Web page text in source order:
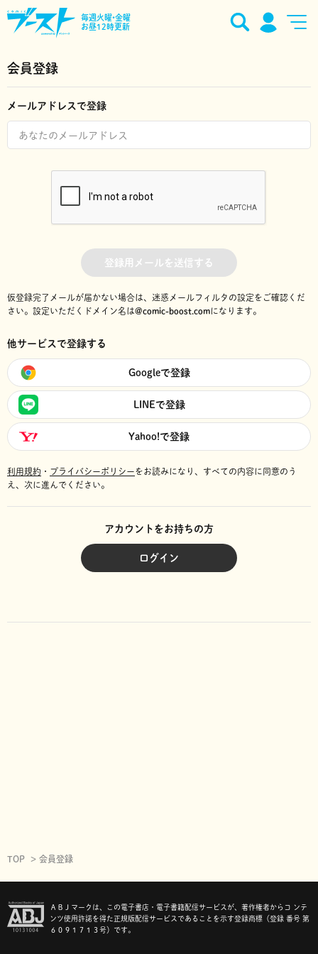
毎週火曜•金曜
お昼12時更新
会員登録
メールアドレスで登録
登録用メールを送信する
仮登録完了メールが届かない場合は、迷惑メールフィルタの設定をご確認くだ
さい。 設定いただくドメイン名は@comic-boost.comになります。
他サービスで登録する
Googleで登録
LINEで登録
Yahoo!で登録
利用規約 ・ プライバシーポリシーをお読みになり、 すべての内容に同意のう
え、次に進んでください。
アカウントをお持ちの方
ログイン
TOP 会員登録
ＡＢＪマークは、この電子書店・電子書籍配信サービスが、著作権者からコ ンテ
ンツ使用許諾を得た正規版配信サービスであることを示す登録商標（登録 番号 第
６０９１７１３号）です。